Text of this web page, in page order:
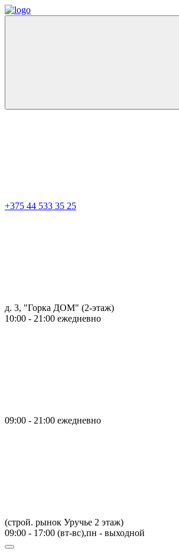
+375 44 533 35 25
д. 3, "Горка ДОМ" (2-этаж)
10:00 - 21:00 ежедневно
09:00 - 21:00 ежедневно
(строй. рынок Уручье 2 этаж)
09:00 - 17:00 (вт-вс),пн - выходной